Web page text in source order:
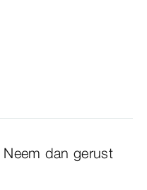
dan gerust